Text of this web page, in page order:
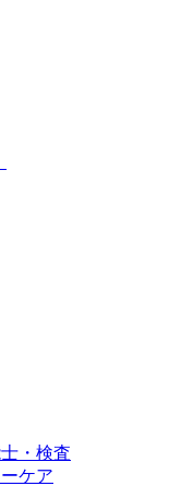
・検査
ケア